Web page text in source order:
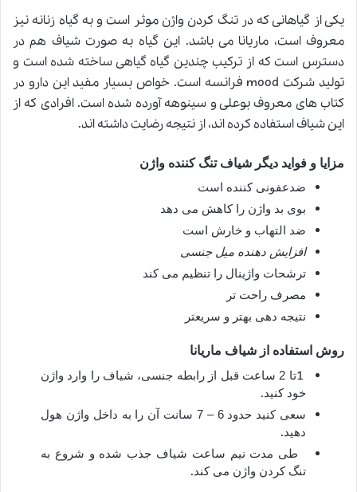
یکی از گیاهانی که در تنگ کردن واژن موثر است و به گیاه زنانه نیز
معروف است، ماریانا می باشد. این گیاه به صورت شیاف هم در
دسترس است که از ترکیب چندین گیاه گیاهی ساخته شده است و
تولید شرکتmood فرانسه است. خواص بسیار مفید این دارو در
کتاب های معروف بوعلی و سینوهه آورده شده است. افرادی که از
این شیاف استفاده کرده اند، از نتیجه رضایت داشته اند.
مزایا و فواید دیگر شیاف تنگ کننده واژن
ضدعفونی کننده است
بوی بد واژن را کاهش می دهد
ضد التهاب و خارش است
افزایش دهنده میل جنسی
ترشحات واژینال را تنظیم می کند
مصرف راحت تر
نتیجه دهی بهتر و سریعتر
روش استفاده از شیاف ماریانا
1
تا 2 ساعت قبل از رابطه جنسی، شیاف را وارد واژن
خود کنید.
سعی کنید حدود 6 – 7 سانت آن را به داخل واژن هول
دهید.
طی مدت نیم ساعت شیاف جذب شده و شروع به
تنگ کردن واژن می کند.